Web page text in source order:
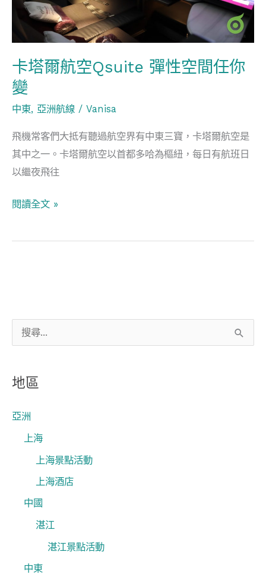
關
字
地區
亞洲
上海
上海景點活動
上海酒店
中國
湛江
湛江景點活動
中東
卡塔爾航空Qsuite 彈性空間任你
變
中東, 亞洲航線 / Vanisa
飛機常客們大抵有聽過航空界有中東三寶，卡塔爾航空是
其中之一。卡塔爾航空以首都多哈為樞紐，每日有航班日
以繼夜飛往
Qsuite
彈
空
間
任
你
閱讀全文 »